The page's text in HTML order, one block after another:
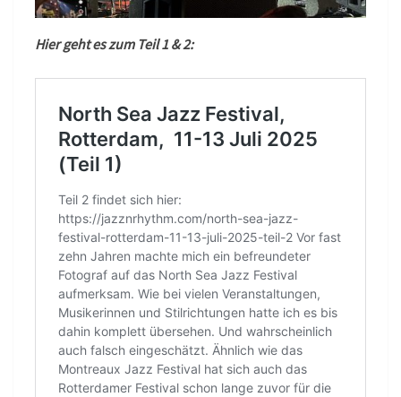
Hier geht es zum Teil 1 & 2: